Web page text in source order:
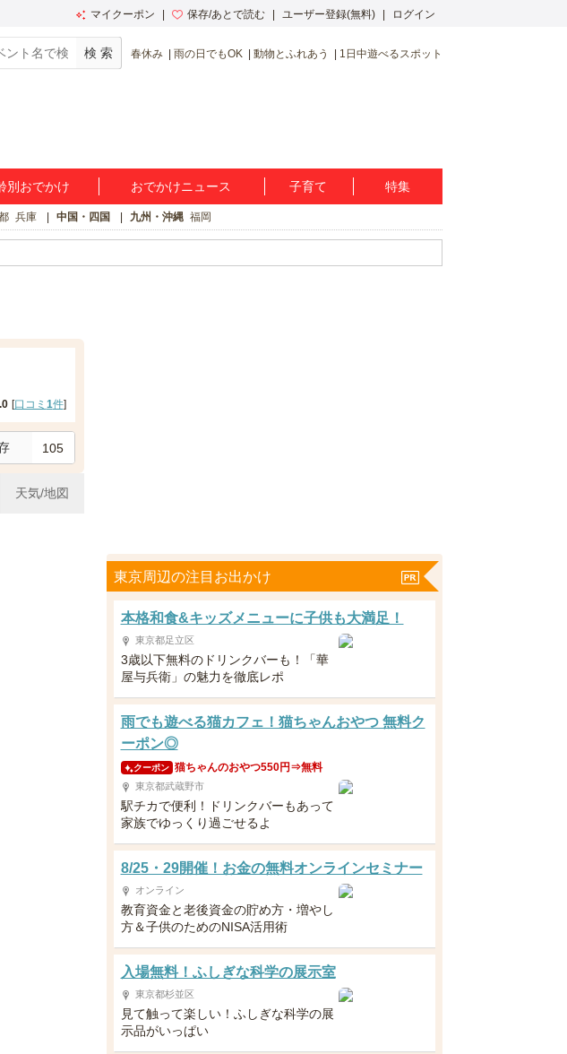
マイクーポン 保存/あとで読む ユーザー登録(無料) ログイン
春休み 雨の日でもOK 動物とふれあう 1日中遊べるスポット
別おでかけ おでかけニュース 子育て 特集
兵庫 中国・四国 九州・沖縄 福岡
[口コミ 1件]
105
天気/地図
東京周辺の注目お出かけ
本格和食&キッズメニューに子供も大満足！
東京都足立区
3歳以下無料のドリンクバーも！「華
屋与兵衛」の魅力を徹底レポ
雨でも遊べる猫カフェ！猫ちゃんおやつ 無料ク
ーポン◎
クーポン 猫ちゃんのおやつ550円⇒無料
東京都武蔵野市
駅チカで便利！ドリンクバーもあって
家族でゆっくり過ごせるよ
8/25・29開催！お金の無料オンラインセミナー
オンライン
教育資金と老後資金の貯め方・増やし
方＆子供のためのNISA活用術
入場無料！ふしぎな科学の展示室
東京都杉並区
見て触って楽しい！ふしぎな科学の展
示品がいっぱい